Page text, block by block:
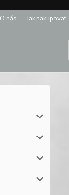
O nás Jak nakupovat